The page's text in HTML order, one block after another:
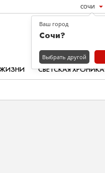
СОЧИ
СВЕТСКАЯ ХРОНИКА
Ваш город
Сочи?
Выбрать другой